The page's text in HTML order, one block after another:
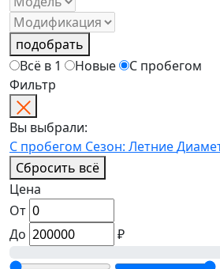
подобрать
Всё в 1
Новые
С пробегом
Фильтр
Вы выбрали:
С пробегом Сезон: Летние
Сбросить всё
Цена
От
До
₽